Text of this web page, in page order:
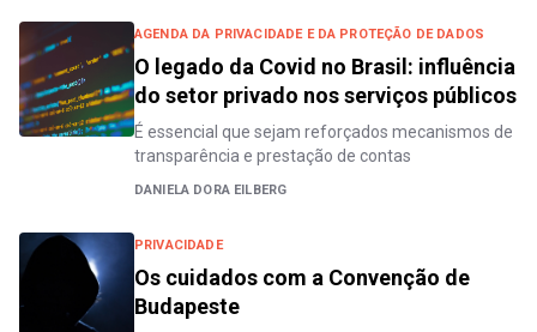
AGENDA DA PRIVACIDADE E DA PROTEÇÃO DE DADOS
O legado da Covid no Brasil: influência
do setor privado nos serviços públicos
É essencial que sejam reforçados mecanismos de
transparência e prestação de contas
DANIELA DORA EILBERG
PRIVACIDADE
Os cuidados com a Convenção de
Budapeste